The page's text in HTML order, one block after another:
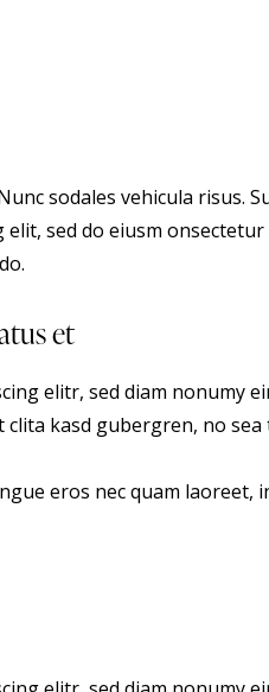
sodales vehicula risus.
sed do eiusm
et
elitr, sed diam nonumy
kasd gubergren, no
eros nec quam